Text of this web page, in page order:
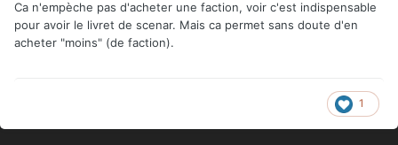
Ca n'empèche pas d'acheter une faction, voir c'est indispensable
pour avoir le livret de scenar. Mais ca permet sans doute d'en
acheter "moins" (de faction).
1